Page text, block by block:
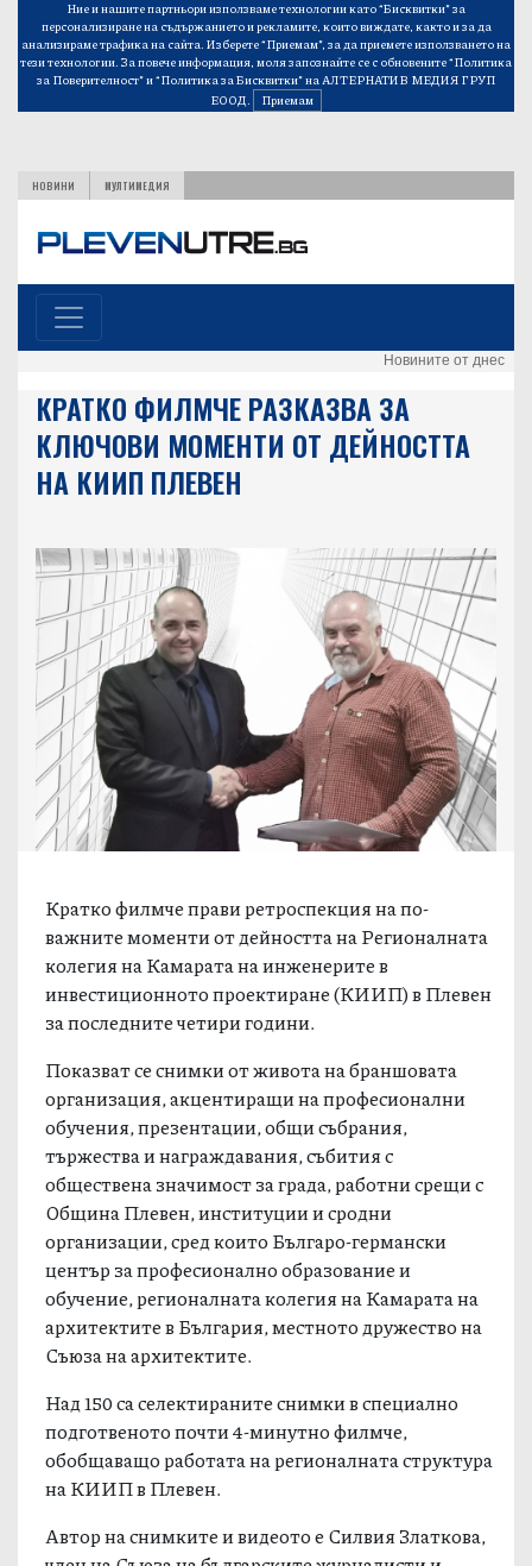
Ние и нашите партньори използваме технологии като “Бисквитки” за
персонализиране на съдържанието и рекламите, които виждате, както и за да
анализираме трафика на сайта. Изберете “Приемам”, за да приемете използването на
тези технологии. За повече информация, моля запознайте се с обновените“Политика
за Поверителност”и“Политика за Бисквитки”на АЛТЕРНАТИВ МЕДИЯ ГРУП
ЕООД.
Приемам
НОВИНИ МУЛТИМЕДИЯ
Новините от днес
КРАТКО ФИЛМЧЕ РАЗКАЗВА ЗА
КЛЮЧОВИ МОМЕНТИ ОТ ДЕЙНОСТТА
НА КИИП ПЛЕВЕН
Кратко филмче прави ретроспекция на по-
важните моменти от дейността на Регионалната
колегия на Камарата на инженерите в
инвестиционното проектиране (КИИП) в Плевен
за последните четири години.
Показват се снимки от живота на браншовата
организация, акцентиращи на професионални
обучения, презентации, общи събрания,
тържества и награждавания, събития с
обществена значимост за града, работни срещи с
Община Плевен, институции и сродни
организации, сред които Българо-германски
център за професионално образование и
обучение, регионалната колегия на Камарата на
архитектите в България, местното дружество на
Съюза на архитектите.
Над 150 са селектираните снимки в специално
подготвеното почти 4-минутно филмче,
обобщаващо работата на регионалната структура
на КИИП в Плевен.
Автор на снимките и видеото е Силвия Златкова,